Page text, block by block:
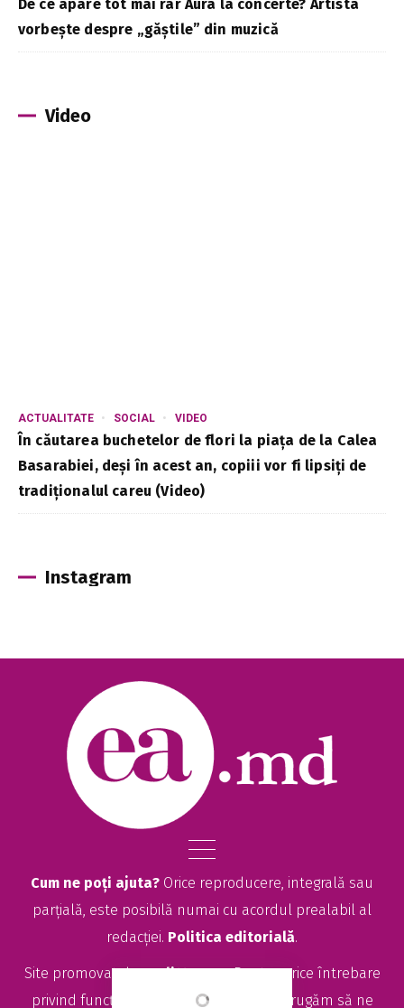
De ce apare tot mai rar Aura la concerte? Artista
vorbește despre „găștile” din muzică
Video
ACTUALITATE SOCIAL VIDEO
În căutarea buchetelor de flori la piața de la Calea
Basarabiei, deși în acest an, copiii vor fi lipsiți de
tradiționalul careu (Video)
Instagram
Cum ne poți ajuta? Orice reproducere, integrală sau
parțială, este posibilă numai cu acordul prealabil al
redacției. Politica editorială.
Site promovat deseolitte.com. Pentru orice întrebare
privind funcționarea site-ului EA.md, vă rugăm să ne